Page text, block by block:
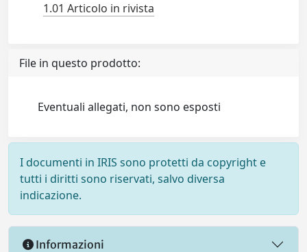
1.01 Articolo in rivista
File in questo prodotto:
Eventuali allegati, non sono esposti
I documenti in IRIS sono protetti da copyright e
tutti i diritti sono riservati, salvo diversa
indicazione.
Informazioni